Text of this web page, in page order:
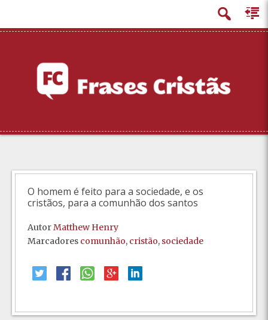
O homem é feito para a sociedade, e os
cristãos, para a comunhão dos santos
AutorMatthew Henry
Marcadores comunhão, cristão, sociedade